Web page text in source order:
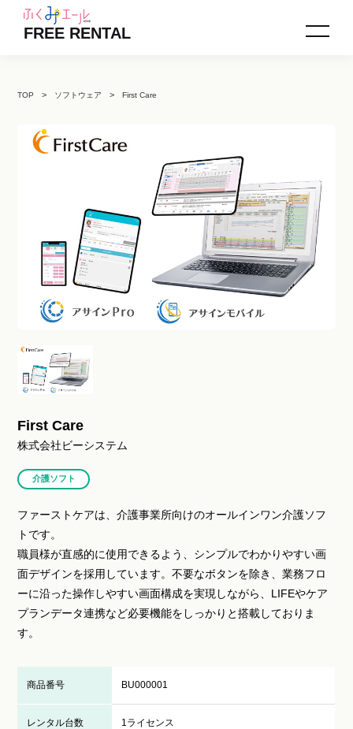
FREE RENTAL
TOP ソフトウェア First Care
First Care
株式会社ビーシステム
介護ソフト
ファーストケアは、介護事業所向けのオールインワン介護ソフ
トです。
職員様が直感的に使用できるよう、シンプルでわかりやすい画
面デザインを採用しています。不要なボタンを除き、業務フロ
ーに沿った操作しやすい画面構成を実現しながら、LIFEやケア
プランデータ連携など必要機能をしっかりと搭載しておりま
す。
商品番号 BU000001
レンタル台数 1ライセンス